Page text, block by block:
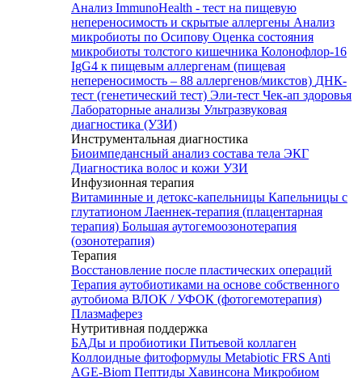
Анализ ImmunoHealth - тест на пищевую
непереносимость и скрытые аллергены Анализ
микробиоты по Осипову Оценка состояния
микробиоты толстого кишечника Колонофлор-16
IgG4 к пищевым аллергенам (пищевая
непереносимость – 88 аллергенов/микстов) ДНК-
тест (генетический тест) Эли-тест Чек-ап здоровья
Лабораторные анализы Ультразвуковая
диагностика (УЗИ)
Инструментальная диагностика
Биоимпедансный анализ состава тела ЭКГ
Диагностика волос и кожи УЗИ
Инфузионная терапия
Витаминные и детокс-капельницы Капельницы с
глутатионом Лаеннек-терапия (плацентарная
терапия) Большая аутогемоозонотерапия
(озонотерапия)
Терапия
Восстановление после пластических операций
Терапия аутобиотиками на основе собственного
аутобиома ВЛОК / УФОК (фотогемотерапия)
Плазмаферез
Нутритивная поддержка
БАДы и пробиотики Питьевой коллаген
Коллоидные фитоформулы Metabiotic FRS Anti
AGE-Biom Пептиды Хавинсона Микробиом